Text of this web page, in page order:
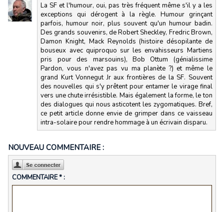
La SF et l'humour, oui, pas très fréquent même s'il y a les
exceptions qui dérogent à la règle. Humour grinçant
parfois, humour noir, plus souvent qu'un humour badin.
Des grands souvenirs, de Robert Sheckley, Fredric Brown,
Damon Knight, Mack Reynolds (histoire désopilante de
bouseux avec quiproquo sur les envahisseurs Martiens
pris pour des marsouins), Bob Ottum (génialissime
Pardon, vous n'avez pas vu ma planète ?) et même le
grand Kurt Vonnegut Jr aux frontières de la SF. Souvent
des nouvelles qui s'y prêtent pour entamer le virage final
vers une chute irrésistible. Mais également la forme, le ton
des dialogues qui nous asticotent les zygomatiques. Bref,
ce petit article donne envie de grimper dans ce vaisseau
intra-solaire pour rendre hommage à un écrivain disparu.
NOUVEAU COMMENTAIRE :
COMMENTAIRE * :